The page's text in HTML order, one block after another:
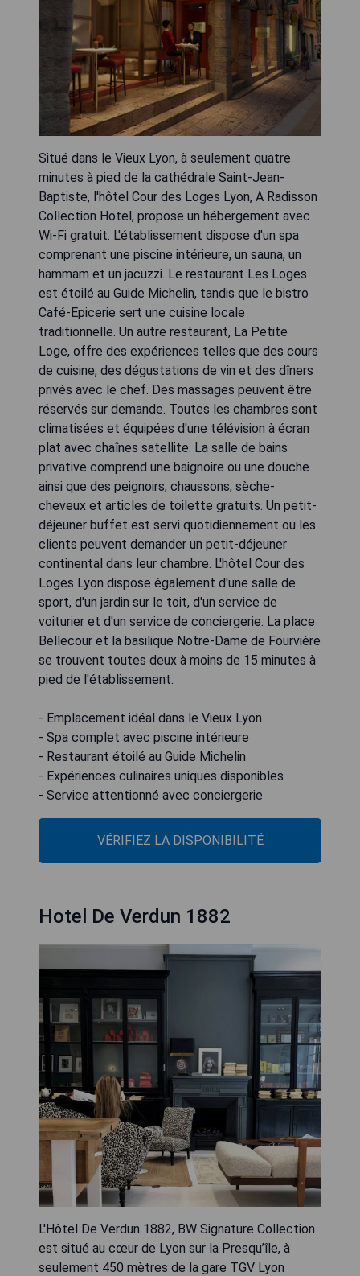
Situé dans le Vieux Lyon, à seulement quatre
minutes à pied de la cathédrale Saint-Jean-
Baptiste, l'hôtel Cour des Loges Lyon, A Radisson
Collection Hotel, propose un hébergement avec
Wi-Fi gratuit. L'établissement dispose d'un spa
comprenant une piscine intérieure, un sauna, un
hammam et un jacuzzi. Le restaurant Les Loges
est étoilé au Guide Michelin, tandis que le bistro
Café-Epicerie sert une cuisine locale
traditionnelle. Un autre restaurant, La Petite
Loge, offre des expériences telles que des cours
de cuisine, des dégustations de vin et des dîners
privés avec le chef. Des massages peuvent être
réservés sur demande. Toutes les chambres sont
climatisées et équipées d'une télévision à écran
plat avec chaînes satellite. La salle de bains
privative comprend une baignoire ou une douche
ainsi que des peignoirs, chaussons, sèche-
cheveux et articles de toilette gratuits. Un petit-
déjeuner buffet est servi quotidiennement ou les
clients peuvent demander un petit-déjeuner
continental dans leur chambre. L'hôtel Cour des
Loges Lyon dispose également d'une salle de
sport, d'un jardin sur le toit, d'un service de
voiturier et d'un service de conciergerie. La place
Bellecour et la basilique Notre-Dame de Fourvière
se trouvent toutes deux à moins de 15 minutes à
pied de l'établissement.
- Emplacement idéal dans le Vieux Lyon
- Spa complet avec piscine intérieure
- Restaurant étoilé au Guide Michelin
- Expériences culinaires uniques disponibles
- Service attentionné avec conciergerie
VÉRIFIEZ LA DISPONIBILITÉ
Hotel De Verdun 1882
L'Hôtel De Verdun 1882, BW Signature Collection
est situé au cœur de Lyon sur la Presqu’île, à
seulement 450 mètres de la gare TGV Lyon